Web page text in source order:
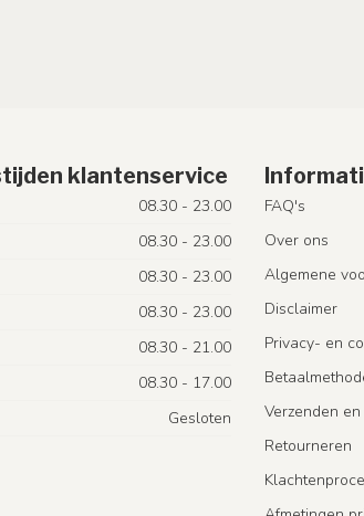
klantenservice
08.30 - 23.00
08.30 - 23.00
08.30 - 23.00
08.30 - 23.00
08.30 - 21.00
08.30 - 17.00
Gesloten
FAQ's
Over ons
Algemene
Disclaimer
Privacy- en
Verzenden
Retourneren